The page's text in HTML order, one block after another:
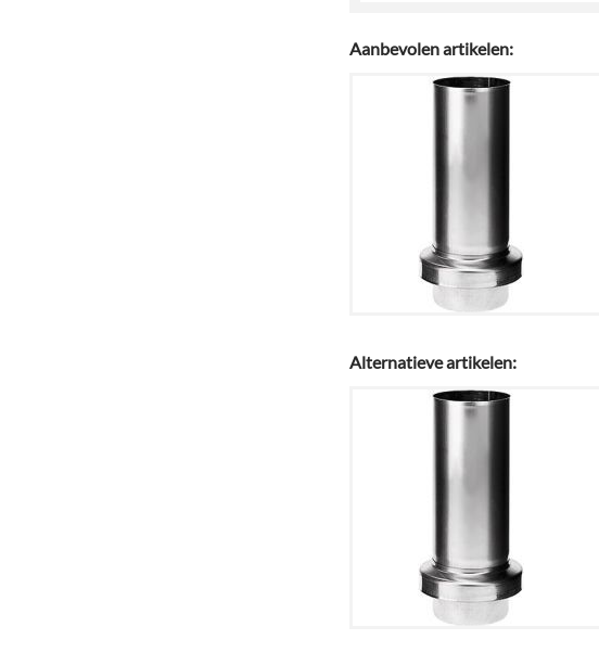
Aanbevolen artikelen:
Alternatieve artikelen: